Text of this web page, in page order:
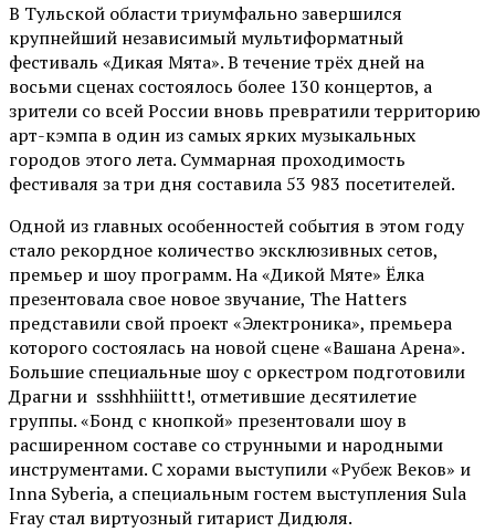
В Тульской области триумфально завершился
крупнейший независимый мультиформатный
фестиваль «Дикая Мята». В течение трёх дней на
восьми сценах состоялось более 130 концертов, а
зрители со всей России вновь превратили территорию
арт-кэмпа в один из самых ярких музыкальных
городов этого лета. Суммарная проходимость
фестиваля за три дня составила 53 983 посетителей.
Одной из главных особенностей события в этом году
стало рекордное количество эксклюзивных сетов,
премьер и шоу программ. На «Дикой Мяте» Ёлка
презентовала свое новое звучание, The Hatters
представили свой проект «Электроника», премьера
которого состоялась на новой сцене «Вашана Арена».
Большие специальные шоу с оркестром подготовили
Драгни и ssshhhiiittt!, отметившие десятилетие
группы. «Бонд с кнопкой» презентовали шоу в
расширенном составе со струнными и народными
инструментами. С хорами выступили «Рубеж Веков» и
Inna Syberia, а специальным гостем выступления Sula
Fray стал виртуозный гитарист Дидюля.